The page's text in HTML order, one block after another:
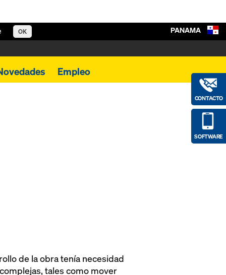
OK
Empleo
CONTACTO
SOFTWARE
PANAMA
de la obra tenía necesidad
tales como mover